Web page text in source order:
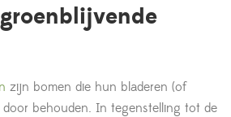
zijn bomen die hun bladeren (of
door behouden. In tegenstelling tot de